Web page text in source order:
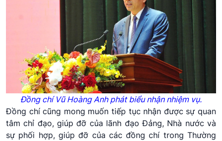
Đồng chí Vũ Hoàng Anh phát biểu nhận nhiệm vụ.
Đồng chí cũng mong muốn tiếp tục nhận được sự quan
tâm chỉ đạo, giúp đỡ của lãnh đạo Đảng, Nhà nước và
sự phối hợp, giúp đỡ của các đồng chí trong Thường